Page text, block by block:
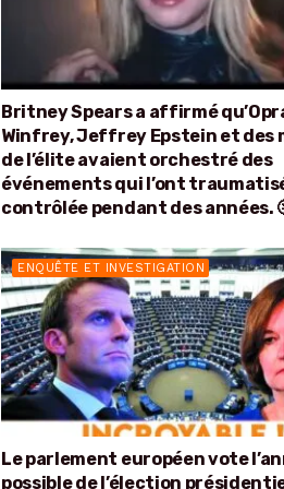
Britney Spears a affirmé
Winfrey, Jeffrey Epstein et des
de l’élite avaient orchestré des
événements qui l’ont
contrôlée pendant des années.
ENQUÊTE ET INVESTIGATION
Le parlement européen vote
possible de l’élection